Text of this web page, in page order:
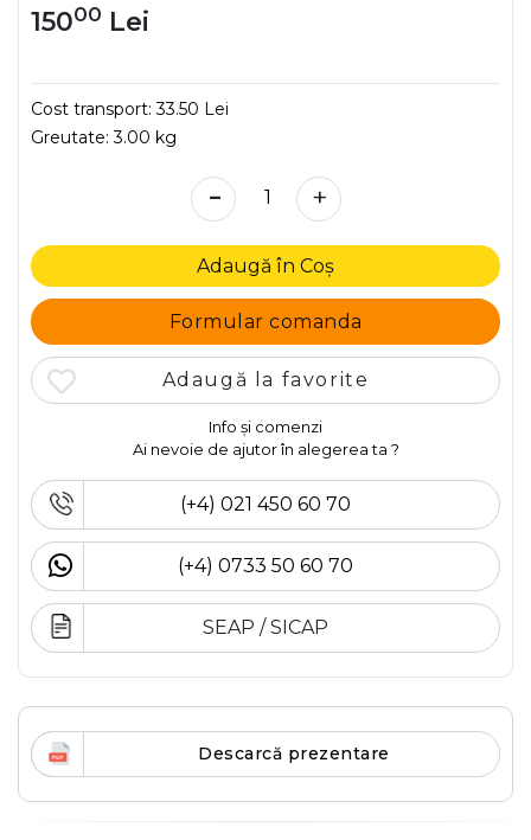
15000 Lei
Cost transport:33.50 Lei
Greutate:3.00 kg
- +
Adaugă în Coș
Formular comanda
Adaugă la favorite
Info și comenzi
Ai nevoie de ajutor în alegerea ta ?
(+4) 021 450 60 70
(+4) 0733 50 60 70
SEAP / SICAP
Descarcă prezentare